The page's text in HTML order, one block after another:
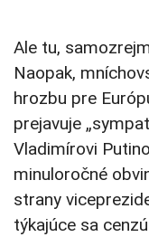
Ale tu,
Naopak,
hrozbu pre
prejavuje
Vladimírovi
minuloročné
strany
týkajúce sa